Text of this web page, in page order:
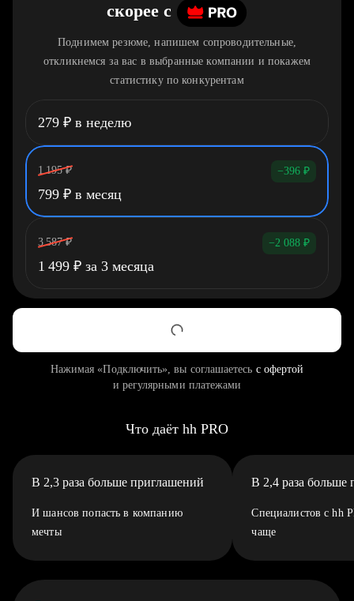
скорее c
Поднимем резюме, напишем сопроводительные,
откликнемся за вас в выбранные компании и покажем
статистику по конкурентам
279 ₽ в неделю
1 195 ₽ −396 ₽
799 ₽ в месяц
3 587 ₽ −2 088 ₽
1 499 ₽ за 3 месяца
Нажимая «Подключить», вы соглашаетесь с офертой
и регулярными платежами
Что даёт hh PRO
В 2,3 раза больше приглашений
И шансов попасть в компанию
мечты
В 2,4 раза больше
Специалистов с hh
чаще